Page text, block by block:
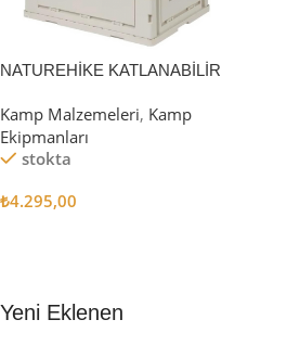
NATUREHİKE KATLANABİLİR
Kamp Malzemeleri, Kamp
Ekipmanları
stokta
₺4.295,00
Yeni Eklenen